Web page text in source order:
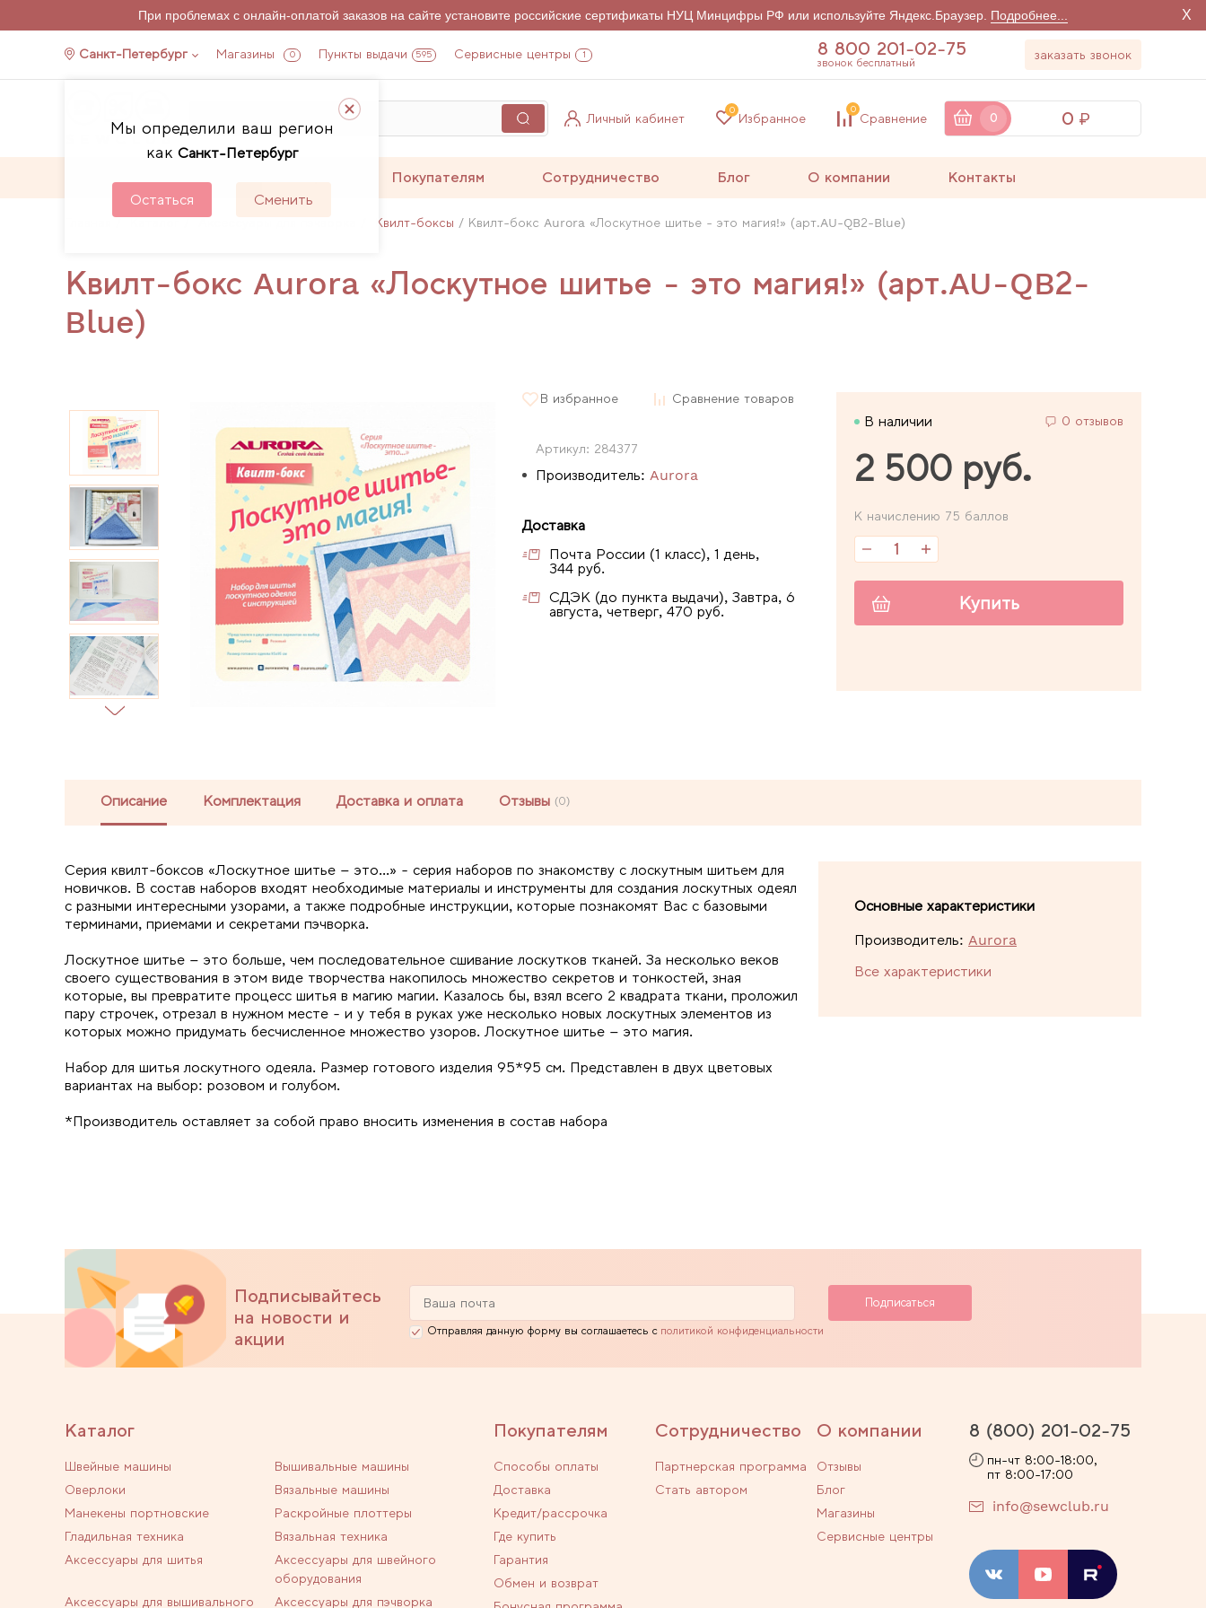
При проблемах с онлайн-оплатой заказов на сайте установите российские сертификаты НУЦ Минцифры РФ или используйте Яндекс.Браузер. Подробнее... X
Санкт-Петербург Магазины 0 Пункты выдачи 595 Сервисные центры 1
Мы определили ваш регион
как Санкт-Петербург
Остаться Сменить
8 800 201-02-75
звонок бесплатный
заказать звонок
Личный кабинет Избранное
0
Сравнение
0
0 0
Покупателям Сотрудничество Блог О компании Контакты
Каталог Аксессуары для пэчворка Квилт-боксы Квилт-бокс Aurora «Лоскутное шитье - это магия!» (арт.AU-QB2-Blue)
Квилт-бокс Aurora «Лоскутное шитье - это магия!» (арт.AU-QB2-
Blue)
В избранное Сравнение товаров
Артикул: 284377
Производитель: Aurora
Доставка
Почта России (1 класс), 1 день,
344 руб.
СДЭК (до пункта выдачи), Завтра, 6
августа, четверг, 470 руб.
В наличии 0 отзывов
2 500 руб.
К начислению 75 баллов
Купить
Описание Комплектация Доставка и оплата Отзывы (0)
Серия квилт-боксов «Лоскутное шитье – это...» - серия наборов по знакомству с лоскутным шитьем для
новичков. В состав наборов входят необходимые материалы и инструменты для создания лоскутных одеял
с разными интересными узорами, а также подробные инструкции, которые познакомят Вас с базовыми
терминами, приемами и секретами пэчворка.
Лоскутное шитье – это больше, чем последовательное сшивание лоскутков тканей. За несколько веков
своего существования в этом виде творчества накопилось множество секретов и тонкостей, зная
которые, вы превратите процесс шитья в магию магии. Казалось бы, взял всего 2 квадрата ткани, проложил
пару строчек, отрезал в нужном месте - и у тебя в руках уже несколько новых лоскутных элементов из
которых можно придумать бесчисленное множество узоров. Лоскутное шитье – это магия.
Набор для шитья лоскутного одеяла. Размер готового изделия 95*95 см. Представлен в двух цветовых
вариантах на выбор: розовом и голубом.
*Производитель оставляет за собой право вносить изменения в состав набора
Основные характеристики
Производитель: Aurora
Все характеристики
Подписывайтесь
на новости и
акции
Отправляя данную форму вы соглашаетесь с политикой конфиденциальности
Каталог
Швейные машины
Вышивальные машины
Оверлоки
Вязальные машины
Манекены портновские
Раскройные плоттеры
Гладильная техника
Вязальная техника
Аксессуары для шитья
Аксессуары для швейного
оборудования
Аксессуары для вышивального
Аксессуары для пэчворка
Покупателям
Способы оплаты
Доставка
Кредит/рассрочка
Где купить
Гарантия
Обмен и возврат
Сотрудничество
Партнерская программа
Стать автором
О компании
Отзывы
Блог
Магазины
Сервисные центры
8 (800) 201-02-75
пн-чт 8:00-18:00,
пт 8:00-17:00
info@sewclub.ru